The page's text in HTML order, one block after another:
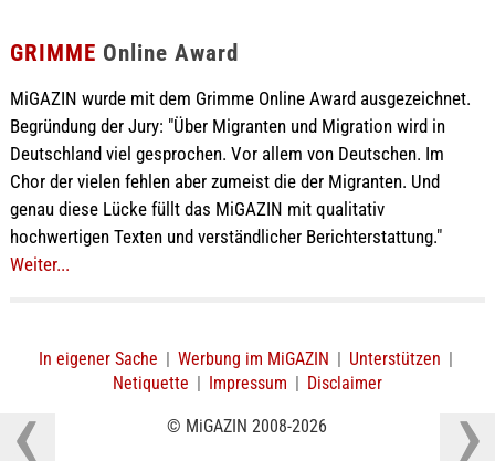
GRIMME Online Award
MiGAZIN wurde mit dem Grimme Online Award ausgezeichnet.
Begründung der Jury: "Über Migranten und Migration wird in
Deutschland viel gesprochen. Vor allem von Deutschen. Im
Chor der vielen fehlen aber zumeist die der Migranten. Und
genau diese Lücke füllt das MiGAZIN mit qualitativ
hochwertigen Texten und verständlicher Berichterstattung."
Weiter...
In eigener Sache | Werbung im MiGAZIN | Unterstützen |
Netiquette | Impressum | Disclaimer
© MiGAZIN 2008-2026